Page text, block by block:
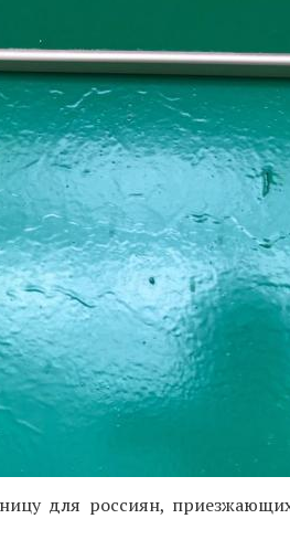
для россиян,